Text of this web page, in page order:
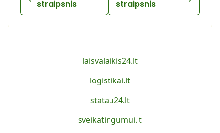
straipsnis
straipsnis
laisvalaikis24.lt
logistikai.lt
statau24.lt
sveikatingumui.lt